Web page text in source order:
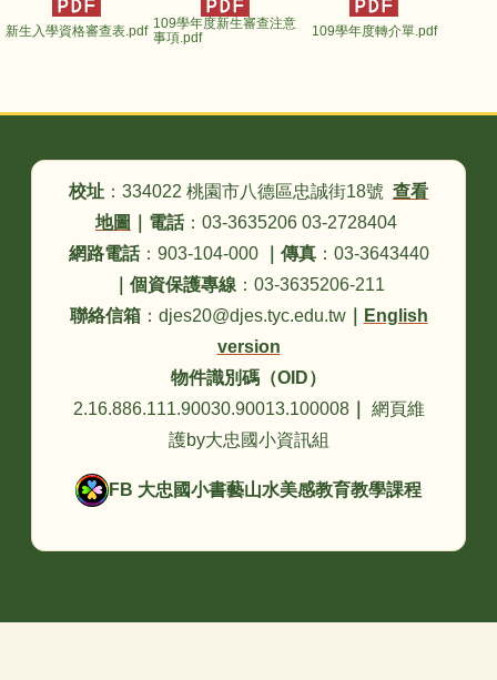
新生入學資格審查表.pdf 109學年度新生審查注意
事項.pdf
109學年度轉介單.pdf
校址 ：334022 桃園市八德區忠誠街18號 查看
地圖
電話：03-3635206 03-2728404
網路電話：903-104-000 傳真：03-3643440
個資保護專線 ：03-3635206-211
聯絡信箱：djes20@djes.tyc.edu.tw｜
English
version
物件識別碼（OID）
2.16.886.111.90030.90013.100008｜
網頁維
護by大忠國小資訊組
FB 大忠國小書藝山水美感教育教學課程